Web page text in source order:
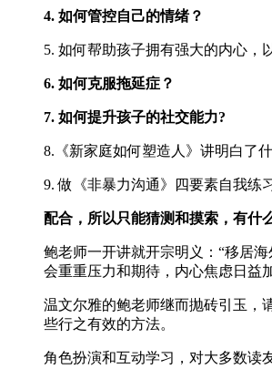
4. 如何管控自己的情绪？
5. 如何帮助孩子拥有强大的内心，
6. 如何克服拖延症？
7. 如何提升孩子的社交能力?
8.《新家庭如何塑造人》讲明白了
9. 做《非暴力沟通》四要素自我练
配合，所以只能猜测和摸索，有什
鲍老师一开讲就开宗明义：“移居
会重重压力和期待，内心焦虑日益
温文尔雅的鲍老师继而抛砖引玉，
些行之有效的方法。
角色扮演和互动学习，对大多数读